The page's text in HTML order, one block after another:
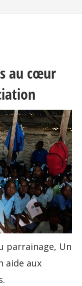
au cœur
parrainage, Un
aide aux